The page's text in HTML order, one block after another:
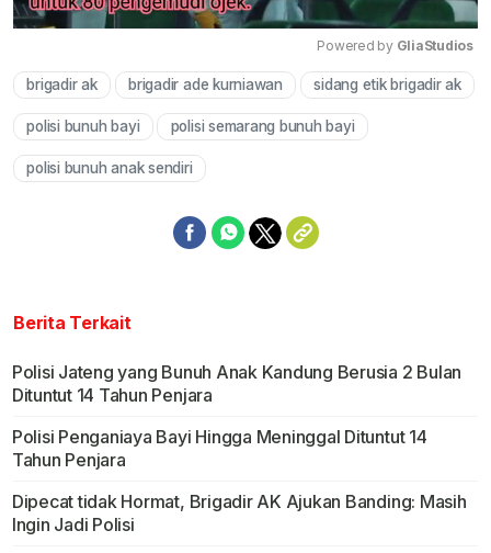
Mute
Powered by GliaStudios
brigadir ak brigadir ade kurniawan sidang etik brigadir ak
polisi bunuh bayi polisi semarang bunuh bayi
polisi bunuh anak sendiri
Berita Terkait
Polisi Jateng yang Bunuh Anak Kandung Berusia 2 Bulan
Dituntut 14 Tahun Penjara
Polisi Penganiaya Bayi Hingga Meninggal Dituntut 14
Tahun Penjara
Dipecat tidak Hormat, Brigadir AK Ajukan Banding: Masih
Ingin Jadi Polisi